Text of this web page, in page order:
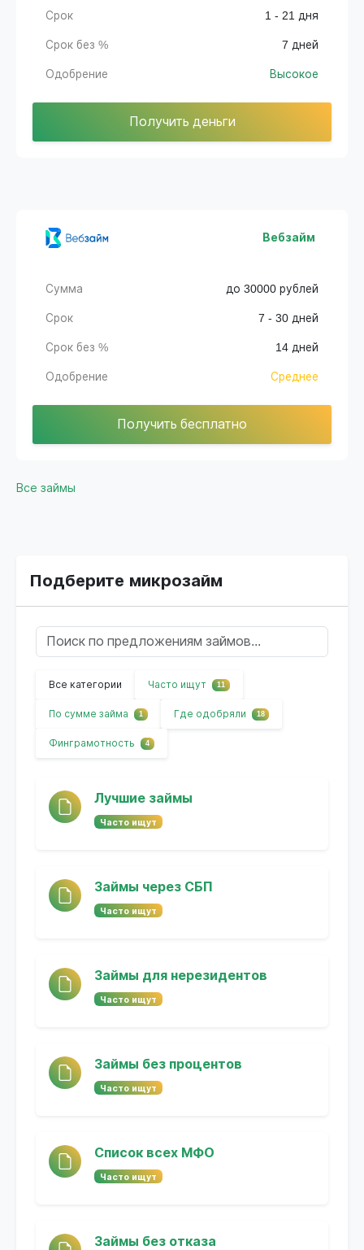
Срок 1 - 21 дня
Срок без % 7 дней
Одобрение Высокое
Получить деньги
Вебзайм
Сумма до 30000 рублей
Срок 7 - 30 дней
Срок без % 14 дней
Одобрение Среднее
Получить бесплатно
Все займы
Подберите микрозайм
Все категории Часто ищут 11
По сумме займа 1 Где одобряли 18
Финграмотность 4
Лучшие займы
Часто ищут
Займы через СБП
Часто ищут
Займы для нерезидентов
Часто ищут
Займы без процентов
Часто ищут
Список всех МФО
Часто ищут
Займы без отказа